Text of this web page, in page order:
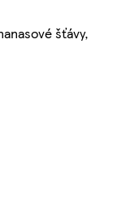
šťávy,